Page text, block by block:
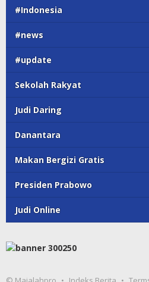
#Indonesia
#news
#update
Sekolah Rakyat
Judi Daring
Danantara
Makan Bergizi Gratis
Presiden Prabowo
Judi Online